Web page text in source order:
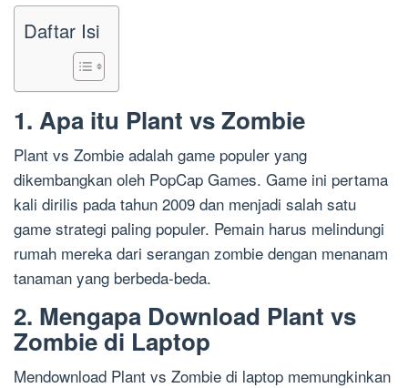
Daftar Isi
1. Apa itu Plant vs Zombie
Plant vs Zombie adalah game populer yang
dikembangkan oleh PopCap Games. Game ini pertama
kali dirilis pada tahun 2009 dan menjadi salah satu
game strategi paling populer. Pemain harus melindungi
rumah mereka dari serangan zombie dengan menanam
tanaman yang berbeda-beda.
2. Mengapa Download Plant vs
Zombie di Laptop
Mendownload Plant vs Zombie di laptop memungkinkan